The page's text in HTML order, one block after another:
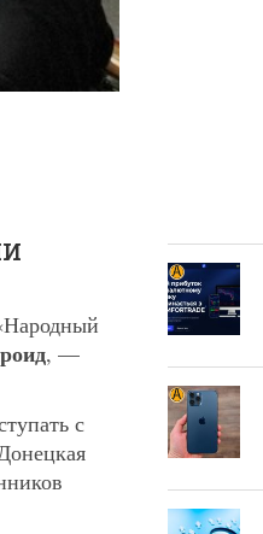
, —
с